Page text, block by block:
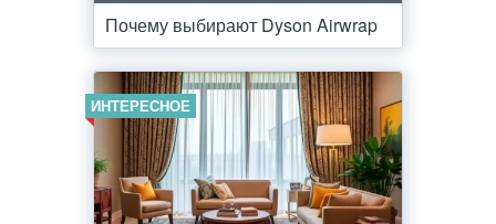
Почему выбирают Dyson Airwrap
ИНТЕРЕСНОЕ